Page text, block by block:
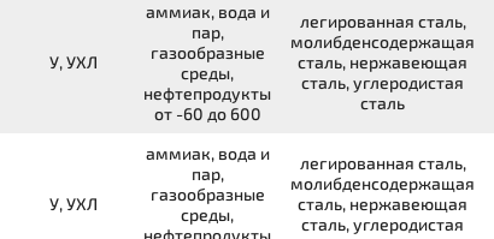
У, УХЛ
аммиак, вода и
пар,
газообразные
среды,
нефтепродукты
от -60 до 600
легированная сталь,
молибденсодержащая
сталь, нержавеющая
сталь, углеродистая
сталь
У, УХЛ
аммиак, вода и
пар,
газообразные
среды,
нефтепродукты
легированная сталь,
молибденсодержащая
сталь, нержавеющая
сталь, углеродистая